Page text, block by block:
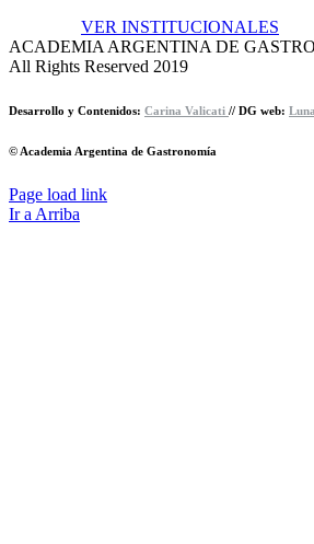
VER INSTITUCIONALES
ACADEMIA ARGENTINA DE
All Rights Reserved 2019
Desarrollo y Contenidos: Carina Valicati // DG web:
© Academia Argentina de Gastronomía
Page load link
Ir a Arriba